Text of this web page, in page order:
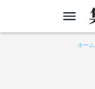
ホーム